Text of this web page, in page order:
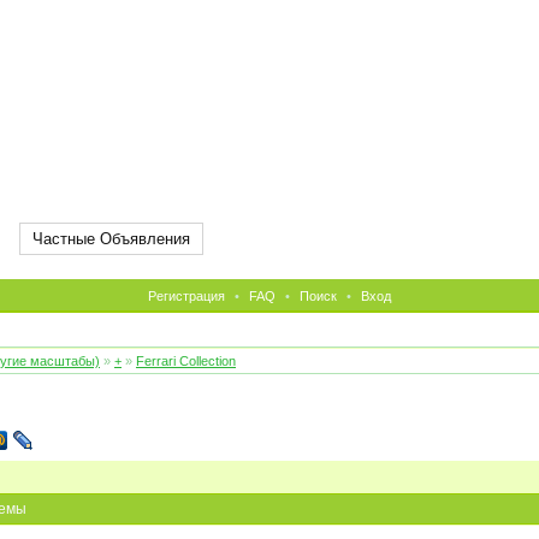
Частные Объявления
Регистрация • FAQ • Поиск • Вход
масштабы) » + » Ferrari Collection